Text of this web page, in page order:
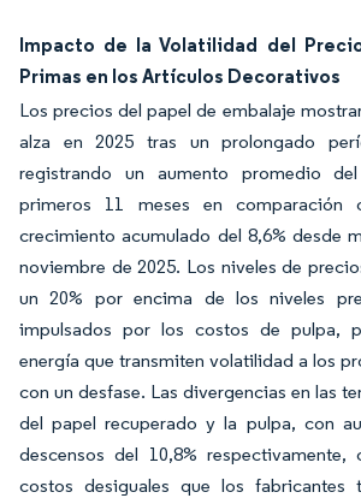
Impacto de la Volatilidad del
Primas en los Artículos Decorativos
Los precios del papel de embalaje
alza en 2025 tras un prolongado
registrando un aumento promedio
primeros 11 meses en comparación
crecimiento acumulado del 8,6% desde
noviembre de 2025. Los niveles de
un 20% por encima de los niveles
impulsados por los costos de pulpa,
energía que transmiten volatilidad a los
con un desfase. Las divergencias en las
del papel recuperado y la pulpa, con
descensos del 10,8% respectivamente,
costos desiguales que los fabricantes